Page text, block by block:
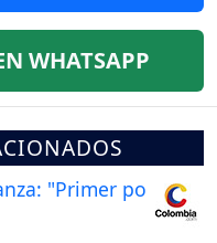
WHATSAPP